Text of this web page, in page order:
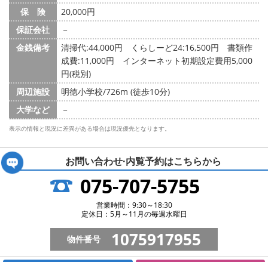
保 険
20,000円
保証会社
－
金銭備考
清掃代:44,000円 くらしーど24:16,500円 書類作
成費:11,000円 インターネット初期設定費用5,000
円(税別)
周辺施設
明徳小学校/726m (徒歩10分)
大学など
－
表示の情報と現況に差異がある場合は現況優先となります。
お問い合わせ·内覧予約はこちらから
075-707-5755
営業時間：9:30～18:30
定休日：5月～11月の毎週水曜日
物件番号 1075917955